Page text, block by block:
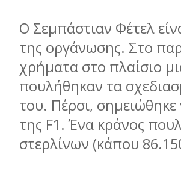
Ο Σεμπάστιαν Φέτελ
της οργάνωσης. Στο
χρήματα στο πλαίσιο
πουλήθηκαν τα
του. Πέρσι,
της F1. Ένα κράνος
στερλίνων (κάπου